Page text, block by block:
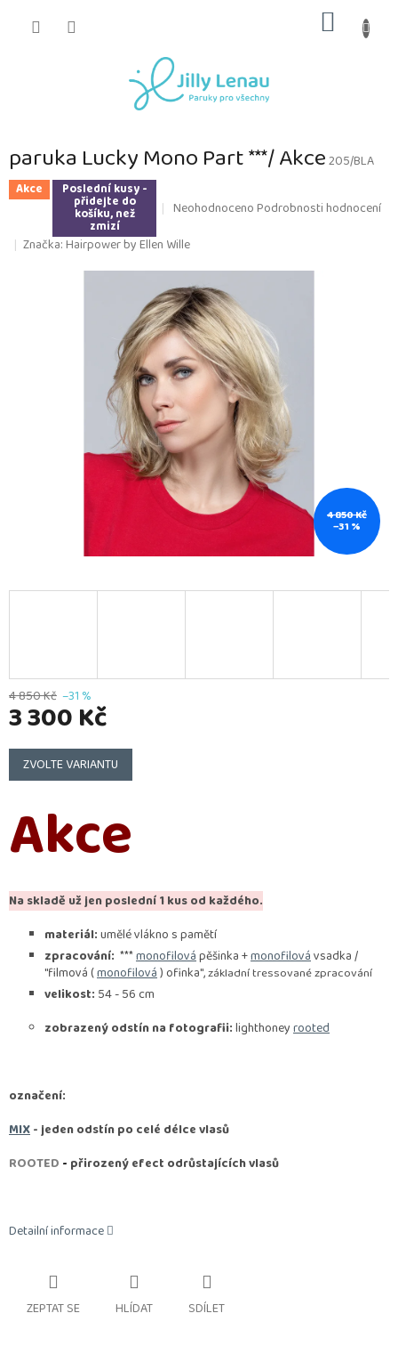
KOŠÍK
paruka Lucky Mono Part ***/ Akce205/BLA
Akce Poslední kusy -
přidejte do
košíku, než
zmizí
Průměrné
produktu
0,0
z
5
hvězdiček.
NeohodnocenoPodrobnosti hodnocení
Značka:Hairpower by Ellen Wille
4 850 Kč
–31 %
4 850 Kč –31 %
3 300 Kč
Měrná
cena:
ZVOLTE VARIANTU
Akce
Na skladě už jen poslední 1 kus od každého.
materiál:umělé vlákno s pamětí
zpracování: ***monofilovápěšinka +monofilovávsadka /
"filmová (monofilová) ofinka",základní tressované zpracování
velikost: 54 - 56 cm
zobrazený odstín na fotografii:lighthoneyrooted
označení:
MIX- jeden odstín po celé délce vlasů
ROOTED - přirozený efect odrůstajících vlasů
Detailní informace
ZEPTAT SE HLÍDAT SDÍLET